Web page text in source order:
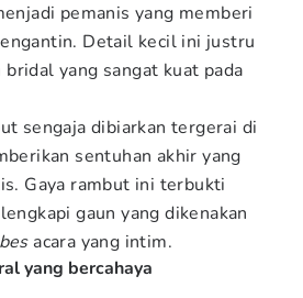
pemanis yang memberi
Detail kecil ini justru
bridal yang sangat kuat pada
sengaja dibiarkan tergerai di
sentuhan akhir yang
Gaya rambut ini terbukti
gaun yang dikenakan
acara yang intim.
yang bercahaya